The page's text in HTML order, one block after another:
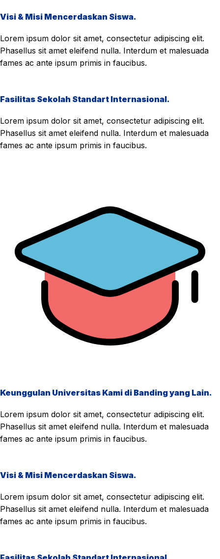
Visi & Misi Mencerdaskan Siswa.
Lorem ipsum dolor sit amet, consectetur adipiscing elit.
Phasellus sit amet eleifend nulla. Interdum et malesuada
fames ac ante ipsum primis in faucibus.
Fasilitas Sekolah Standart Internasional.
Lorem ipsum dolor sit amet, consectetur adipiscing elit.
Phasellus sit amet eleifend nulla. Interdum et malesuada
fames ac ante ipsum primis in faucibus.
Keunggulan Universitas Kami di Banding yang Lain.
Lorem ipsum dolor sit amet, consectetur adipiscing elit.
Phasellus sit amet eleifend nulla. Interdum et malesuada
fames ac ante ipsum primis in faucibus.
Visi & Misi Mencerdaskan Siswa.
Lorem ipsum dolor sit amet, consectetur adipiscing elit.
Phasellus sit amet eleifend nulla. Interdum et malesuada
fames ac ante ipsum primis in faucibus.